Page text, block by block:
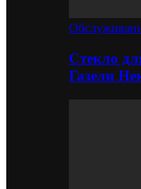
Стекло
Газели